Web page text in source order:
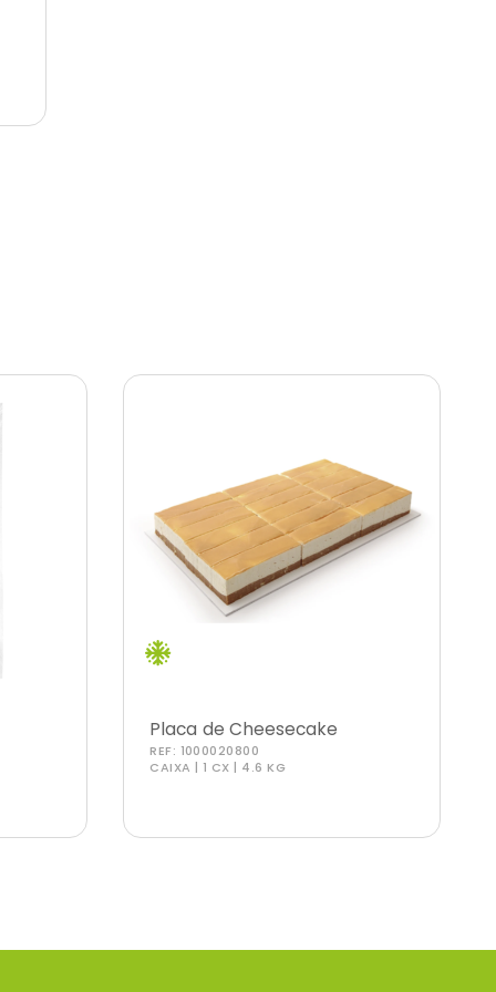
Placa de Cheesecake
Caramelo Salgado
REF: 1000020800
CAIXA | 1 CX | 4.6 KG